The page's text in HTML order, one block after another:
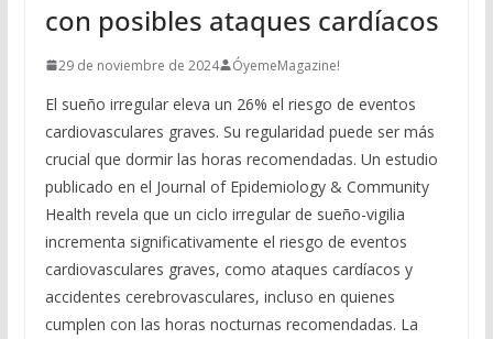
con posibles ataques cardíacos
29 de noviembre de 2024 ÓyemeMagazine!
El sueño irregular eleva un 26% el riesgo de eventos
cardiovasculares graves. Su regularidad puede ser más
crucial que dormir las horas recomendadas. Un estudio
publicado en el Journal of Epidemiology & Community
Health revela que un ciclo irregular de sueño-vigilia
incrementa significativamente el riesgo de eventos
cardiovasculares graves, como ataques cardíacos y
accidentes cerebrovasculares, incluso en quienes
cumplen con las horas nocturnas recomendadas. La